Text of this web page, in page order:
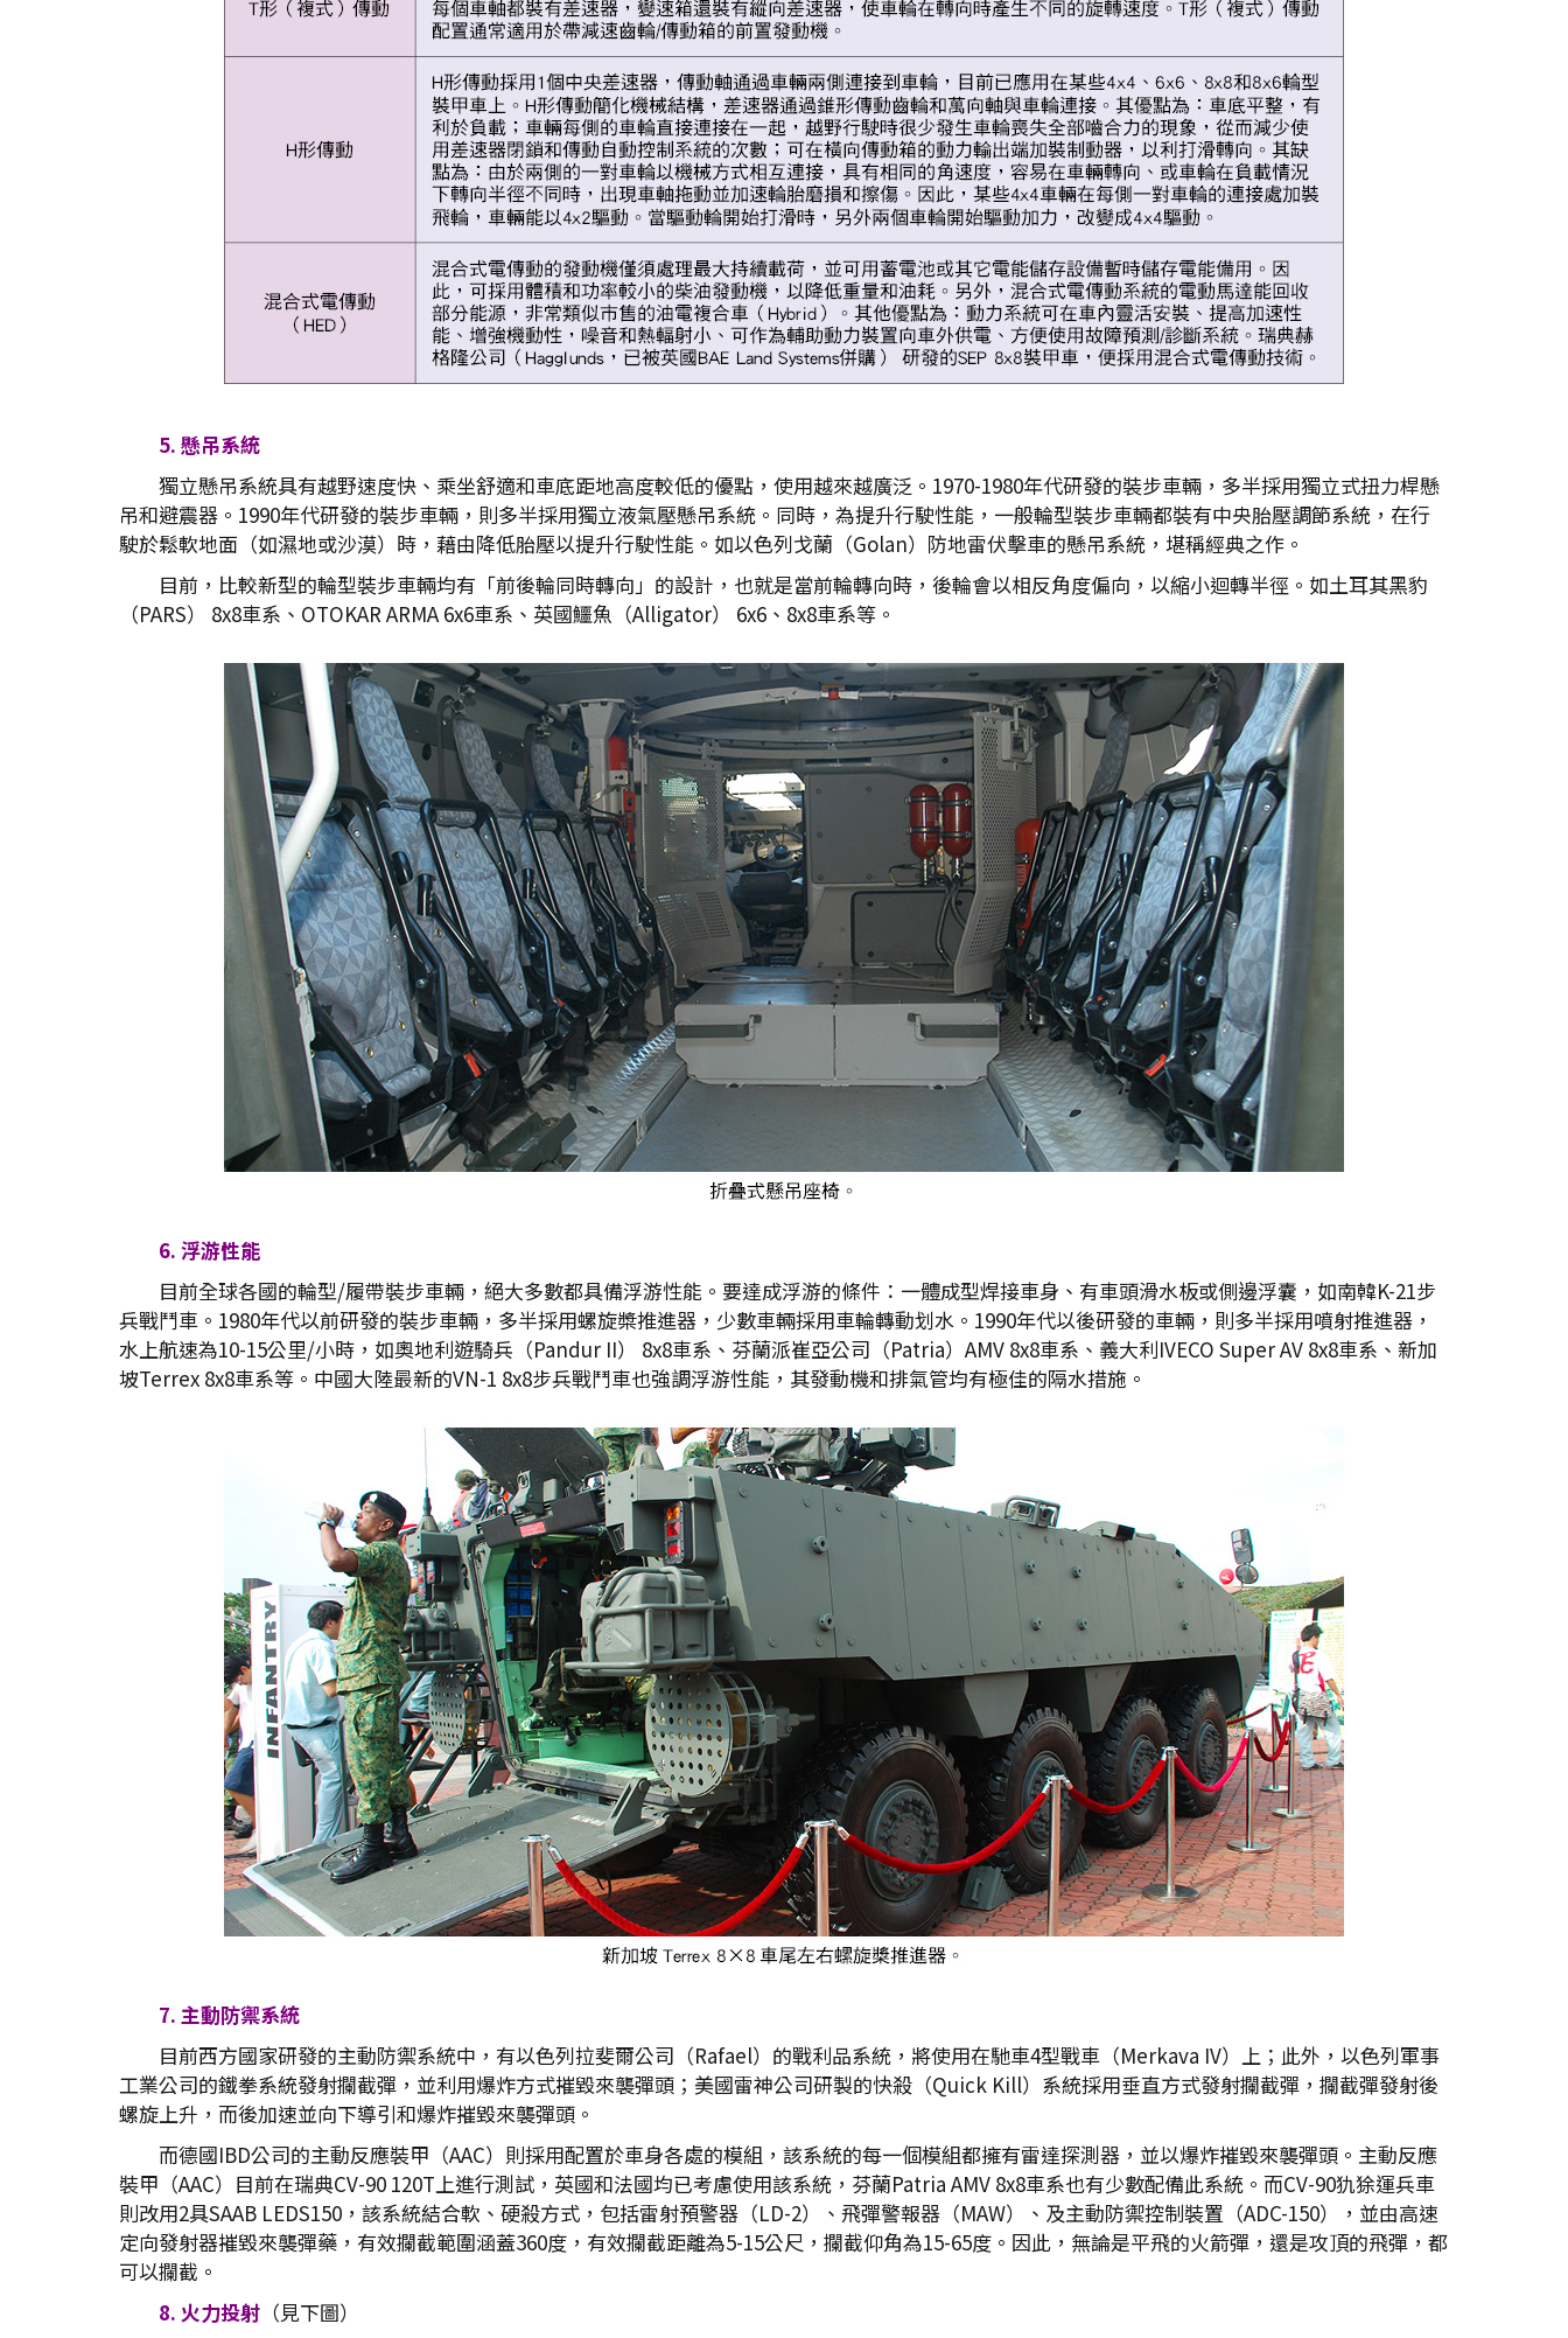
5. 懸吊系統
獨立懸吊系統具有越野速度快、乘坐舒適和車底距地高度較低的優點，使用越來越廣泛。1970-1980年代研發的裝步車輛，多半採用獨立式扭力桿懸
吊和避震器。1990年代研發的裝步車輛，則多半採用獨立液氣壓懸吊系統。同時，為提升行駛性能，一般輪型裝步車輛都裝有中央胎壓調節系統，在行
駛於鬆軟地面（如濕地或沙漠）時，藉由降低胎壓以提升行駛性能。如以色列戈蘭（Golan）防地雷伏擊車的懸吊系統，堪稱經典之作。
目前，比較新型的輪型裝步車輛均有「前後輪同時轉向」的設計，也就是當前輪轉向時，後輪會以相反角度偏向，以縮小迴轉半徑。如土耳其黑豹
（PARS） 8x8車系、OTOKAR ARMA 6x6車系、英國鱷魚（Alligator） 6x6、8x8車系等。
6. 浮游性能
目前全球各國的輪型/履帶裝步車輛，絕大多數都具備浮游性能。要達成浮游的條件：一體成型焊接車身、有車頭滑水板或側邊浮囊，如南韓K-21步
兵戰鬥車。1980年代以前研發的裝步車輛，多半採用螺旋槳推進器，少數車輛採用車輪轉動划水。1990年代以後研發的車輛，則多半採用噴射推進器，
水上航速為10-15公里/小時，如奧地利遊騎兵（Pandur II） 8x8車系、芬蘭派崔亞公司（Patria）AMV 8x8車系、義大利IVECO Super AV 8x8車系、新加
坡Terrex 8x8車系等。中國大陸最新的VN-1 8x8步兵戰鬥車也強調浮游性能，其發動機和排氣管均有極佳的隔水措施。
7. 主動防禦系統
目前西方國家研發的主動防禦系統中，有以色列拉斐爾公司（Rafael）的戰利品系統，將使用在馳車4型戰車（Merkava IV）上；此外，以色列軍事
工業公司的鐵拳系統發射攔截彈，並利用爆炸方式摧毀來襲彈頭；美國雷神公司研製的快殺（Quick Kill）系統採用垂直方式發射攔截彈，攔截彈發射後
螺旋上升，而後加速並向下導引和爆炸摧毀來襲彈頭。
而德國IBD公司的主動反應裝甲（AAC）則採用配置於車身各處的模組，該系統的每一個模組都擁有雷達探測器，並以爆炸摧毀來襲彈頭。主動反應
裝甲（AAC）目前在瑞典CV-90 120T上進行測試，英國和法國均已考慮使用該系統，芬蘭Patria AMV 8x8車系也有少數配備此系統。而CV-90犰狳運兵車
則改用2具SAAB LEDS150，該系統結合軟、硬殺方式，包括雷射預警器（LD-2）、飛彈警報器（MAW）、及主動防禦控制裝置（ADC-150），並由高速
定向發射器摧毀來襲彈藥，有效攔截範圍涵蓋360度，有效攔截距離為5-15公尺，攔截仰角為15-65度。因此，無論是平飛的火箭彈，還是攻頂的飛彈，都
可以攔截。
8. 火力投射 （見下圖）